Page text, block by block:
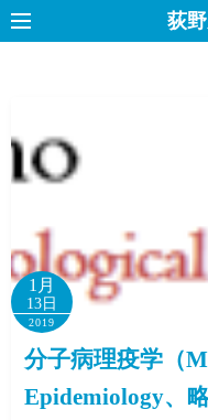
コ
ン
ス
プ
荻
1月
13日
2019
分子病理疫学（
Epidemiology、